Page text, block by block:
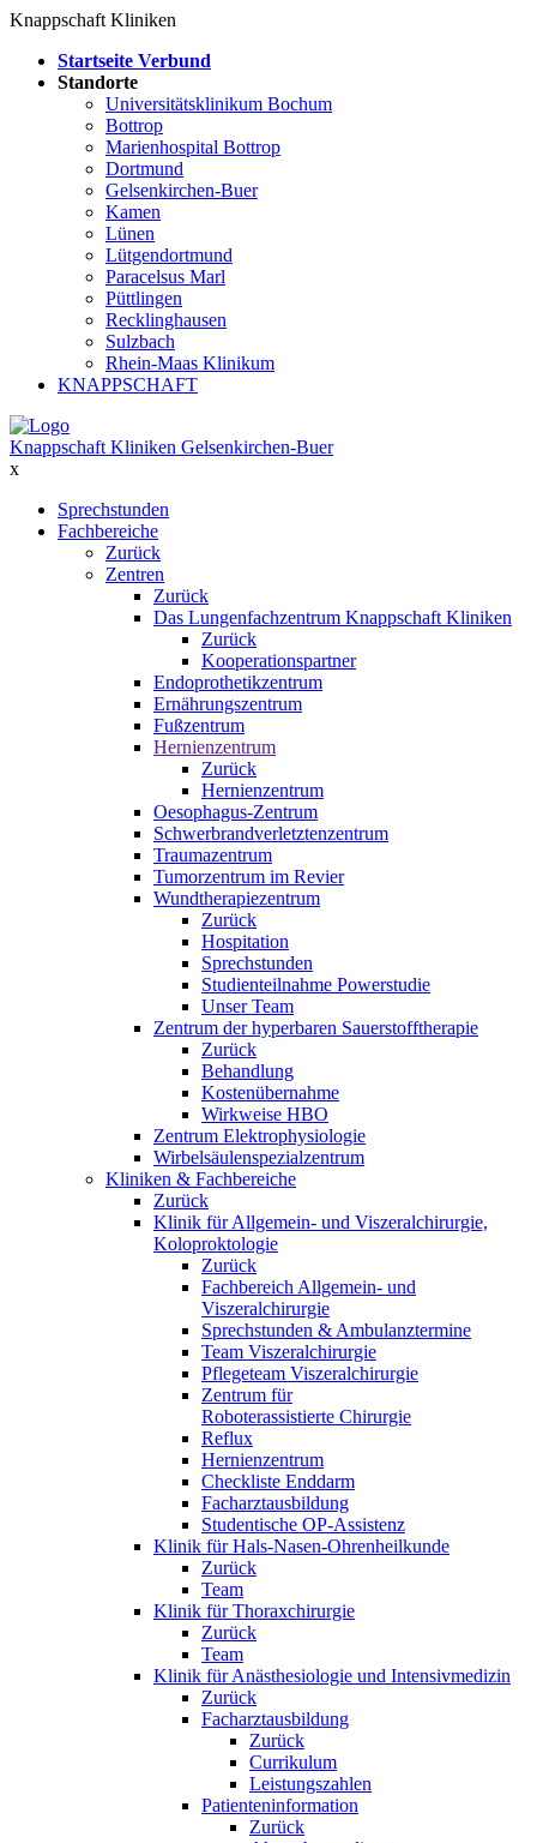
Knappschaft Kliniken
Startseite Verbund
Standorte
Universitätsklinikum Bochum
Bottrop
Marienhospital Bottrop
Dortmund
Gelsenkirchen-Buer
Kamen
Lünen
Lütgendortmund
Paracelsus Marl
Püttlingen
Recklinghausen
Sulzbach
Rhein-Maas Klinikum
KNAPPSCHAFT
Knappschaft Kliniken Gelsenkirchen-Buer
x
Sprechstunden
Fachbereiche
Zurück
Zentren
Zurück
Das Lungenfachzentrum Knappschaft Kliniken
Zurück
Kooperationspartner
Endoprothetikzentrum
Ernährungszentrum
Fußzentrum
Hernienzentrum
Zurück
Hernienzentrum
Oesophagus-Zentrum
Schwerbrandverletztenzentrum
Traumazentrum
Tumorzentrum im Revier
Wundtherapiezentrum
Zurück
Hospitation
Sprechstunden
Studienteilnahme Powerstudie
Unser Team
Zentrum der hyperbaren Sauerstofftherapie
Zurück
Behandlung
Kostenübernahme
Wirkweise HBO
Zentrum Elektrophysiologie
Wirbelsäulenspezialzentrum
Kliniken & Fachbereiche
Zurück
Klinik für Allgemein- und Viszeralchirurgie,
Koloproktologie
Zurück
Fachbereich Allgemein- und
Viszeralchirurgie
Sprechstunden & Ambulanztermine
Team Viszeralchirurgie
Pflegeteam Viszeralchirurgie
Zentrum für
Roboterassistierte Chirurgie
Reflux
Hernienzentrum
Checkliste Enddarm
Facharztausbildung
Studentische OP-Assistenz
Klinik für Hals-Nasen-Ohrenheilkunde
Zurück
Team
Klinik für Thoraxchirurgie
Zurück
Team
Klinik für Anästhesiologie und Intensivmedizin
Zurück
Facharztausbildung
Zurück
Currikulum
Leistungszahlen
Patienteninformation
Zurück